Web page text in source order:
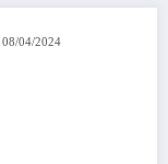
08/04/2024